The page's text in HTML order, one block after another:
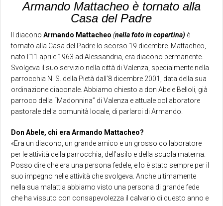
Armando Mattacheo è tornato alla
Casa del Padre
Il diaconoArmando Mattacheo(nella foto in copertina) è
tornato alla Casa del Padre lo scorso 19 dicembre. Mattacheo,
nato l’11 aprile 1963 ad Alessandria, era diacono permanente.
Svolgeva il suo servizio nella città di Valenza, specialmente nella
parrocchia N. S. della Pietà dall’8 dicembre 2001, data della sua
ordinazione diaconale. Abbiamo chiesto a don Abele Belloli, già
parroco della “Madonnina” di Valenza e attuale collaboratore
pastorale della comunità locale, di parlarci di Armando.
Don Abele, chi era Armando Mattacheo?
«Era un diacono, un grande amico e un grosso collaboratore
per le attività della parrocchia, dell’asilo e della scuola materna.
Posso dire che era una persona fedele, e lo è stato sempre per il
suo impegno nelle attività che svolgeva. Anche ultimamente
nella sua malattia abbiamo visto una persona di grande fede
che ha vissuto con consapevolezza il calvario di questo anno e